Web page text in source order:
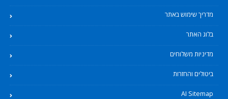
מדריך שימוש באתר
בלוג האתר
מדיניות משלוחים
ביטולים והחזרות
AI Sitemap